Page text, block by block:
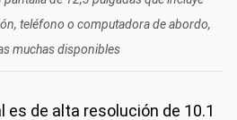
teléfono o computadora de abordo,
muchas disponibles